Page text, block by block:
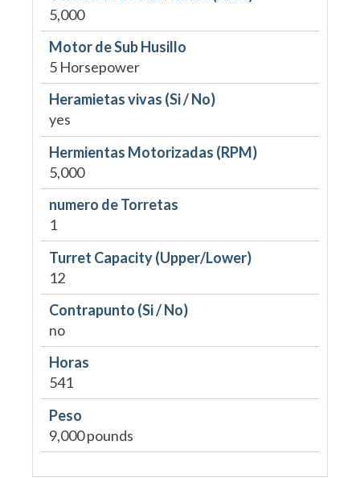
5,000
Motor de Sub Husillo
5 Horsepower
Heramietas vivas (Si / No)
yes
Hermientas Motorizadas (RPM)
5,000
numero de Torretas
1
Turret Capacity (Upper/Lower)
12
Contrapunto (Si / No)
no
Horas
541
Peso
9,000 pounds